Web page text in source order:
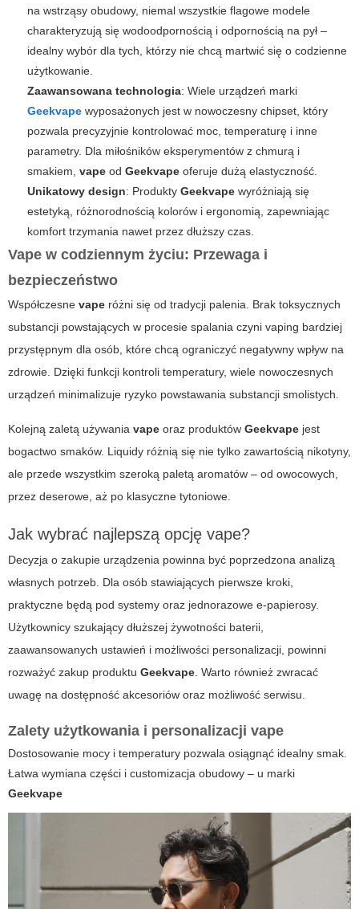
na wstrząsy obudowy, niemal wszystkie flagowe modele
charakteryzują się wodoodpornością i odpornością na pył –
idealny wybór dla tych, którzy nie chcą martwić się o codzienne
użytkowanie.
Zaawansowana technologia: Wiele urządzeń marki
Geekvape wyposażonych jest w nowoczesny chipset, który
pozwala precyzyjnie kontrolować moc, temperaturę i inne
parametry. Dla miłośników eksperymentów z chmurą i
smakiem, vape od Geekvape oferuje dużą elastyczność.
Unikatowy design: Produkty Geekvape wyróżniają się
estetyką, różnorodnością kolorów i ergonomią, zapewniając
komfort trzymania nawet przez dłuższy czas.
Vape w codziennym życiu: Przewaga i
bezpieczeństwo
Współczesne vape różni się od tradycji palenia. Brak toksycznych
substancji powstających w procesie spalania czyni vaping bardziej
przystępnym dla osób, które chcą ograniczyć negatywny wpływ na
zdrowie. Dzięki funkcji kontroli temperatury, wiele nowoczesnych
urządzeń minimalizuje ryzyko powstawania substancji smolistych.
Kolejną zaletą używania vape oraz produktów Geekvape jest
bogactwo smaków. Liquidy różnią się nie tylko zawartością nikotyny,
ale przede wszystkim szeroką paletą aromatów – od owocowych,
przez deserowe, aż po klasyczne tytoniowe.
Jak wybrać najlepszą opcję vape?
Decyzja o zakupie urządzenia powinna być poprzedzona analizą
własnych potrzeb. Dla osób stawiających pierwsze kroki,
praktyczne będą pod systemy oraz jednorazowe e-papierosy.
Użytkownicy szukający dłuższej żywotności baterii,
zaawansowanych ustawień i możliwości personalizacji, powinni
rozważyć zakup produktu Geekvape. Warto również zwracać
uwagę na dostępność akcesoriów oraz możliwość serwisu.
Zalety użytkowania i personalizacji vape
Dostosowanie mocy i temperatury pozwala osiągnąć idealny smak.
Łatwa wymiana części i customizacja obudowy – u marki
Geekvape